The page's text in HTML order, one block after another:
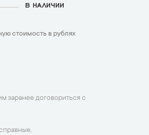
В НАЛИЧИИ
стоимость в рублях
заранее договориться с